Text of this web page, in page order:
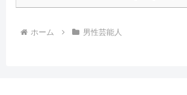
ホーム 男性芸能人